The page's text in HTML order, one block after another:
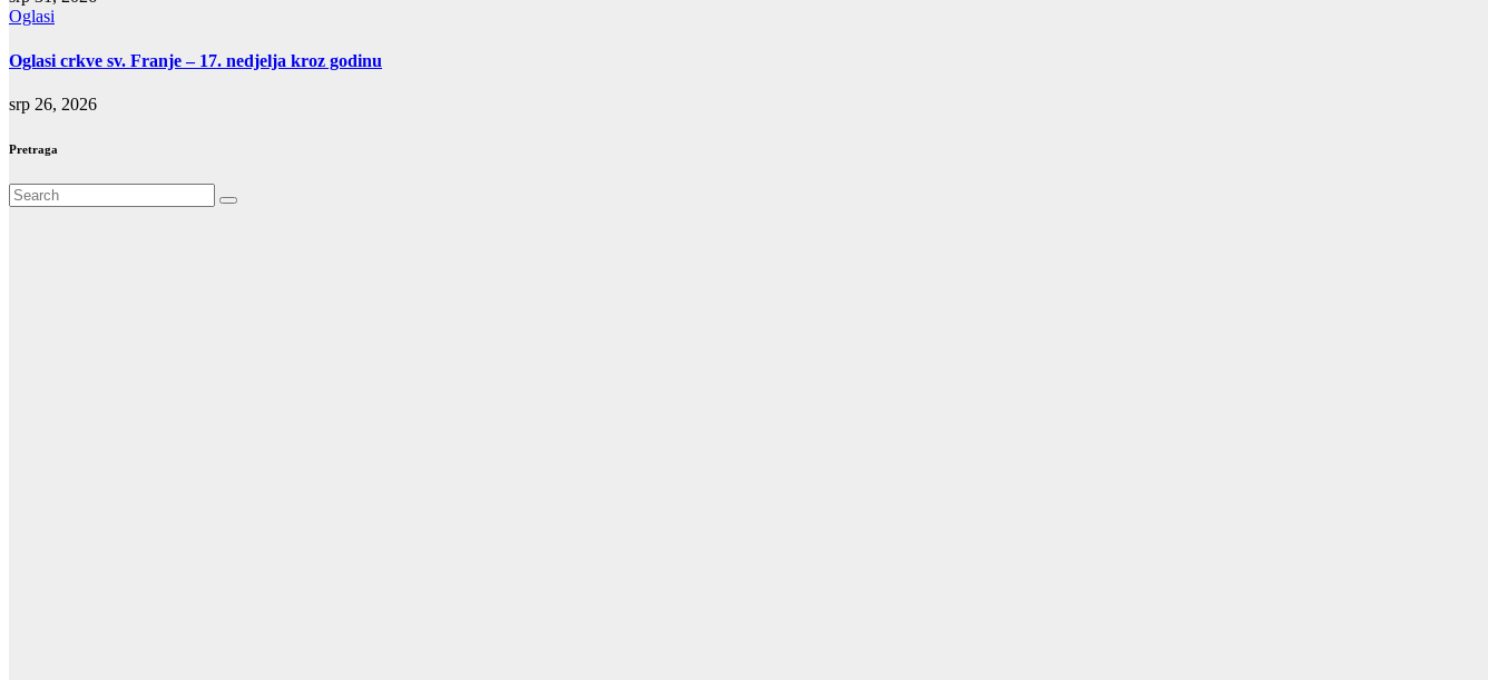
Oglasi
Oglasi crkve sv. Franje – 17. nedjelja kroz godinu
srp 26, 2026
Pretraga